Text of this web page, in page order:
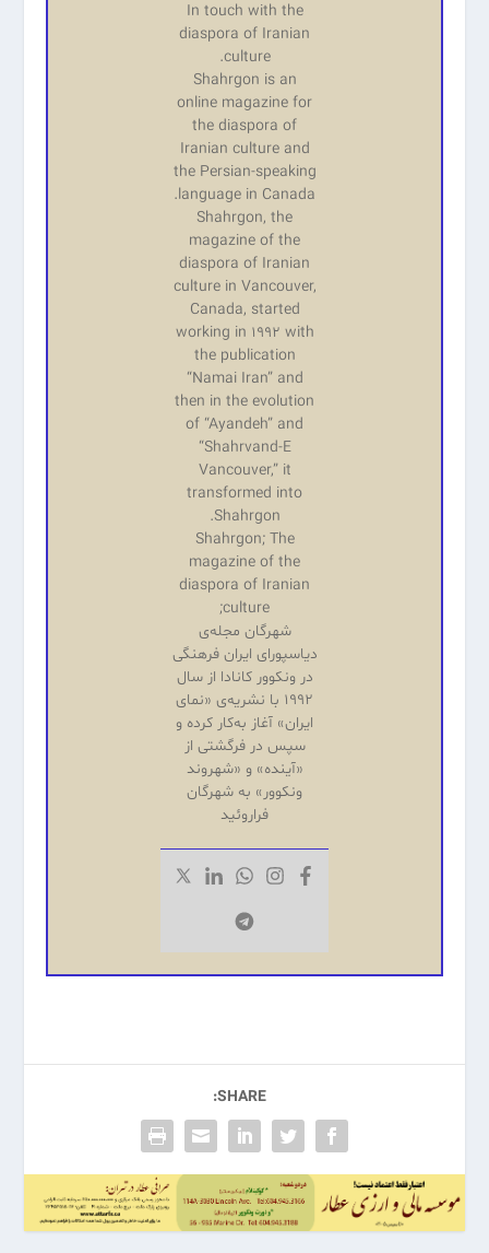
In touch with the
diaspora of Iranian
culture.
Shahrgon is an
online magazine for
the diaspora of
Iranian culture and
the Persian-speaking
language in Canada.
Shahrgon, the
magazine of the
diaspora of Iranian
culture in Vancouver,
Canada, started
working in 1992 with
the publication
“Namai Iran” and
then in the evolution
of “Ayandeh” and
“Shahrvand-E
Vancouver,” it
transformed into
Shahrgon.
Shahrgon; The
magazine of the
diaspora of Iranian
culture;
شهرگان مجله‌ی
دیاسپورای ایران فرهنگی
در ونکوور کانادا از سال
۱۹۹۲ با نشریه‌‌ی «نمای
ایران» آغاز به‌کار کرده و
سپس در فرگشتی از
«آینده‌» و «شهروند
ونکوور» به شهرگان
فراروئید
SHARE: